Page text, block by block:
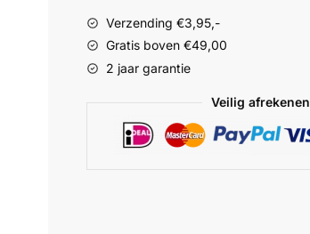
Verzending €3,95,-
Gratis boven €49,00
2 jaar garantie
Veilig afrekenen